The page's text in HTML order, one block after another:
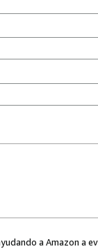
a Amazon